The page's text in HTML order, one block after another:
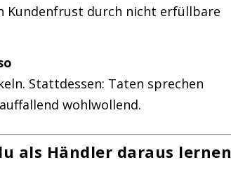
Kundenfrust durch nicht erfüllbare
Stattdessen: Taten sprechen
wohlwollend.
als Händler daraus lernen